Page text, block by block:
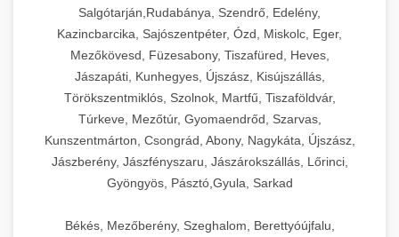
Salgótarján,Rudabánya, Szendrő, Edelény,
Kazincbarcika, Sajószentpéter, Ózd, Miskolc, Eger,
Mezőkövesd, Füzesabony, Tiszafüred, Heves,
Jászapáti, Kunhegyes, Újszász, Kisújszállás,
Törökszentmiklós, Szolnok, Martfű, Tiszaföldvár,
Túrkeve, Mezőtúr, Gyomaendrőd, Szarvas,
Kunszentmárton, Csongrád, Abony, Nagykáta, Újszász,
Jászberény, Jászfényszaru, Jászárokszállás, Lőrinci,
Gyöngyös, Pásztó,Gyula, Sarkad
Békés, Mezőberény, Szeghalom, Berettyóújfalu,